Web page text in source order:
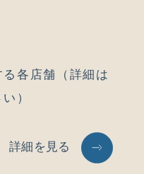
各店舗（詳細は
）
詳細を見る